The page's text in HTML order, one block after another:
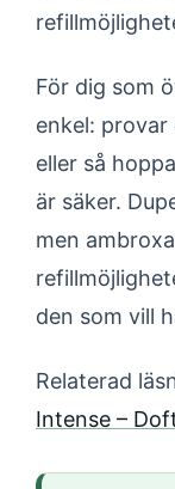
För dig som
enkel:
eller så
är säker.
men
den som vill
Relaterad
Intense –